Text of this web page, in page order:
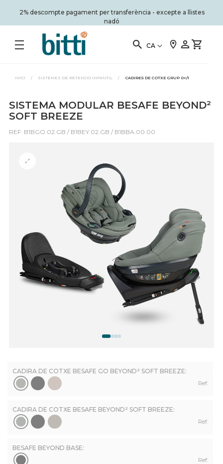
2% descompte pagament per transferència - excepte a llistes
nadó
CA
INICI / SISTEMES DE RETENCIÓ INFANTIL / CADIRES DE COTXE GRUP 0+/1
SISTEMA MODULAR BESAFE BEYOND²
SOFT BREEZE
REF: B1BGO.02.GB / B1BEY.02.GB / B1BBA.00.00
CADIRA DE COTXE BESAFE GO BEYOND² SOFT BREEZE:
Ref:
CADIRA DE COTXE BESAFE BEYOND² SOFT BREEZE:
Ref:
BESAFE BEYOND BASE:
Ref: